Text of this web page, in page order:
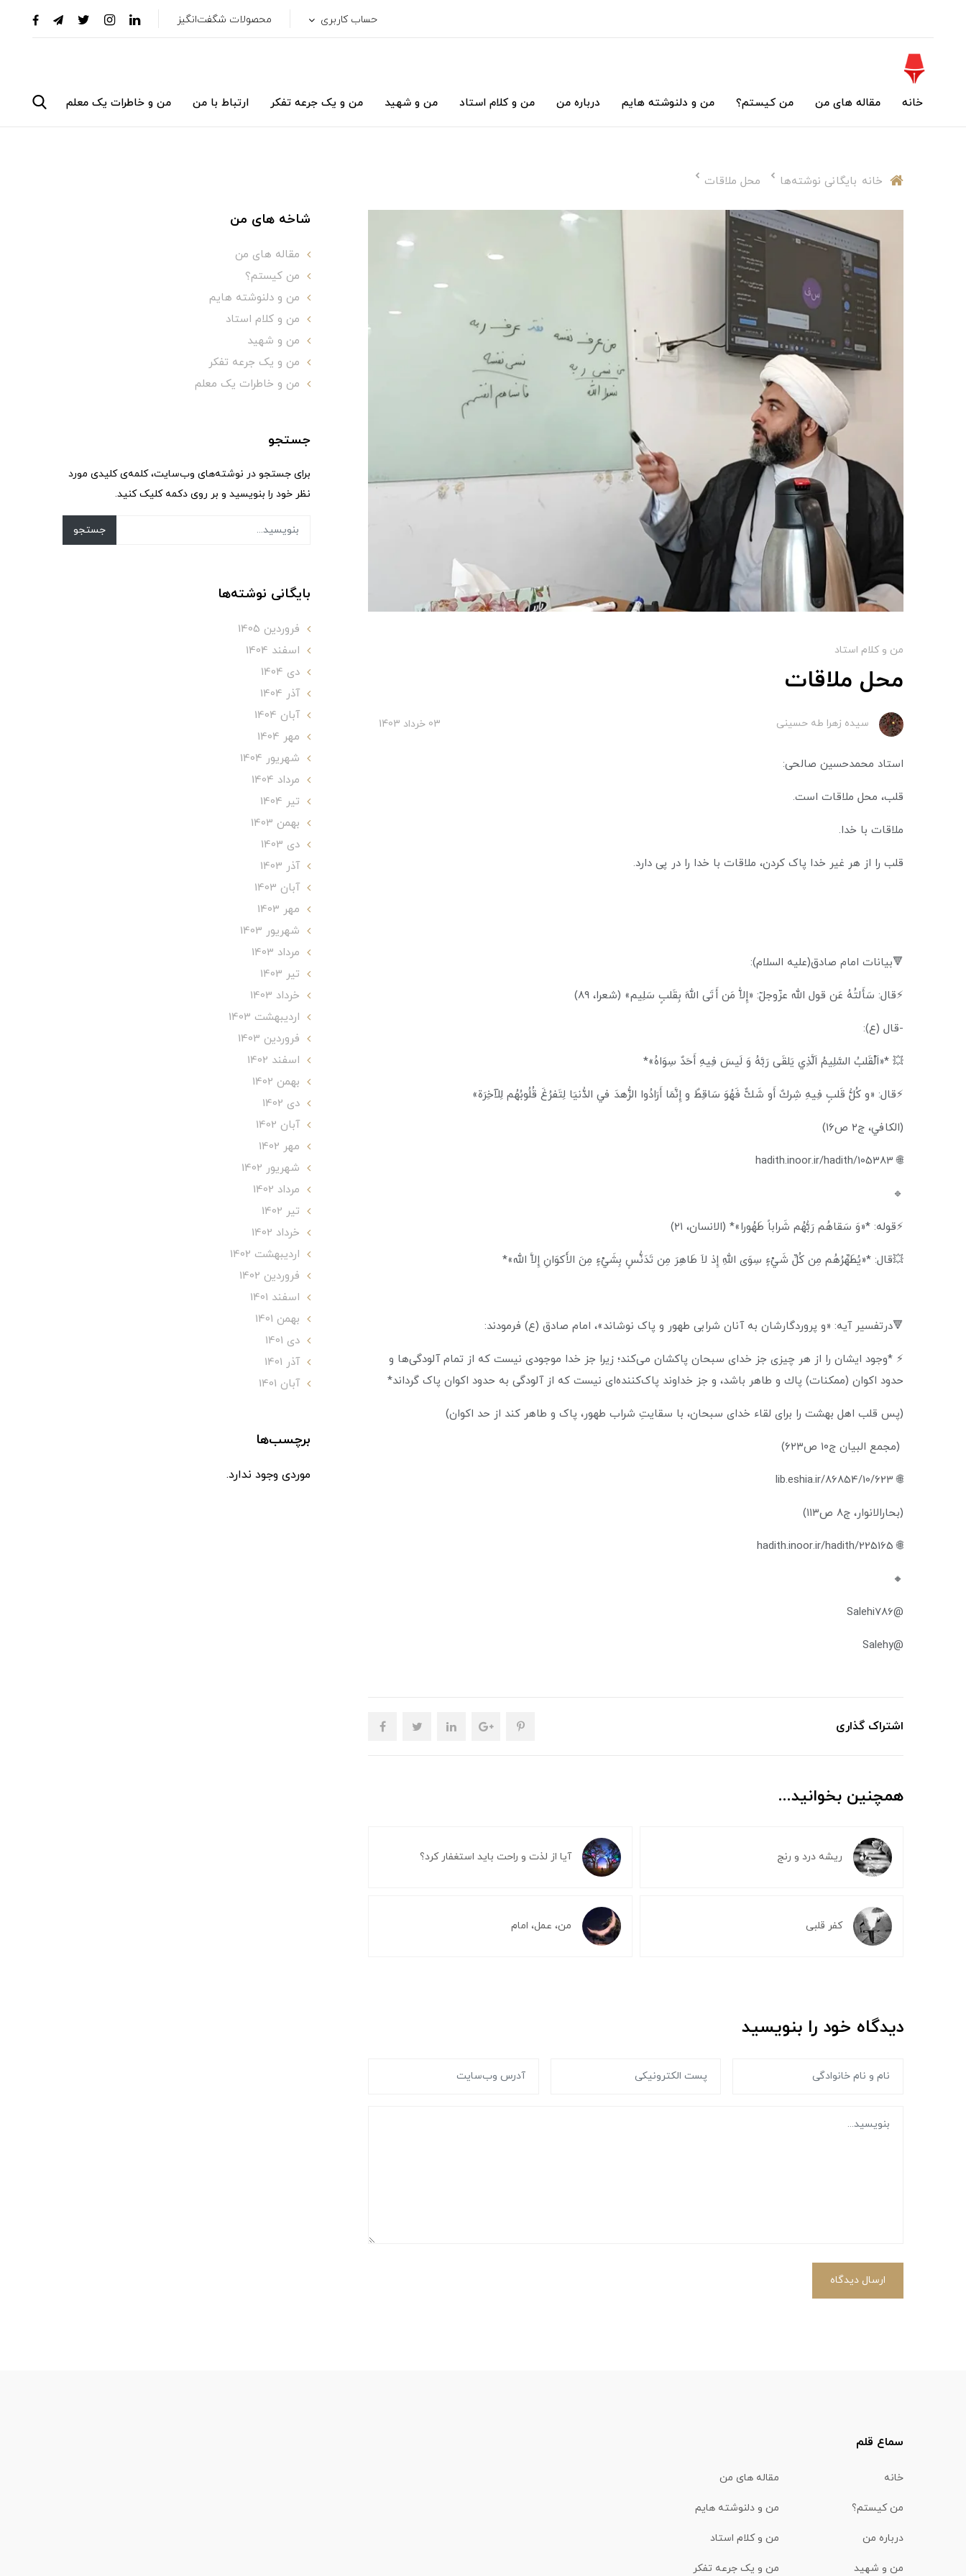
حساب کاربری محصولات شگفت‌انگیز
خانه مقاله های من من کیستم؟ من و دلنوشته هایم درباره من من و کلام استاد من و شهید من و یک جرعه تفکر ارتباط با من من و خاطرات یک معلم
خانه بایگانی نوشته‌ها محل ملاقات
من و کلام استاد
محل ملاقات
سیده زهرا طه حسینی 03 خرداد 1403
استاد محمدحسین صالحی:
قلب، محل ملاقات است.
ملاقات با خدا.
قلب را از هر غیر خدا پاک کردن، ملاقات با خدا را در پی دارد.
🔻بیانات امام صادق(علیه السلام):
⚡قال: سَأَلتُهُ عَن قول الله عزّوجلّ: «إِلاّٰ مَن أَتَى اللهَ بِقَلبٍ سَلِيم» (شعرا، ٨٩)
-قال (ع):
💥 *«اَلْقَلبُ السَّلِيمُ اَلَّذِي يَلقَى رَبَّهُ وَ لَيسَ فِيهِ أَحَدٌ سِوَاهُ»*
⚡قال: «و كُلُّ قَلبٍ فِيهِ شِركٌ أَو شَكٌّ فَهُوَ سَاقِطٌ و إِنَّمَا أَرَادُوا الزُّهدَ في الدُّنيَا لِتَفرُغَ قُلُوبُهُم لِلآخِرَة»
(الکافي، ج۲ ص۱۶)
🌐 hadith.inoor.ir/hadith/105383
🔹
⚡قوله: *«وَ سَقاهُم رَبُّهُم شَراباً طَهُورا»* (الانسان، ٢١)
💥قال: *«يُطَهِّرُهُم مِن كُلِّ شَيْءٍ سِوَى اللهِ إِذ لاَ طَاهِرَ مِن تَدَنُّسٍ بِشَيْءٍ مِنَ الأَكوَانِ إِلاَّ الله»*
🔻درتفسير آیه: «و پروردگارشان به آنان شرابى طهور و پاک نوشاند»، امام صادق (ع) فرمودند:
⚡ *وجود ایشان را از هر چيزى جز خدای سبحان پاكشان می‌كند؛ زيرا جز خدا موجودی نيست كه از تمام آلودگى‌ها و
حدود اکوان (ممكنات) پاك و طاهر باشد، و جز خداوند پاک‌کننده‌ای نیست که از آلودگی به حدود اکوان پاک گرداند*
(پس قلب اهل بهشت را برای لقاء خدای سبحان، با سقایتِ شراب طهور، پاک و طاهر کند از حد اکوان)
(مجمع البيان ج١۰ ص۶٢٣)
🌐 lib.eshia.ir/86854/10/623
(بحارالانوار، ج۸ ص۱۱۳)
🌐 hadith.inoor.ir/hadith/225165
🔸
@Salehi786
@Salehy
اشتراک گذاری
همچنین بخوانید...
ریشه درد و رنج آیا از لذت و راحت باید استغفار کرد؟
کفر قلبی من، عمل، امام
دیدگاه خود را بنویسید
ارسال دیدگاه
شاخه های من
مقاله های من
من کیستم؟
من و دلنوشته هایم
من و کلام استاد
من و شهید
من و یک جرعه تفکر
من و خاطرات یک معلم
جستجو
برای جستجو در نوشته‌های وب‌سایت، کلمه‌ی کلیدی مورد
نظر خود را بنویسید و بر روی دکمه کلیک کنید.
جستجو
بایگانی نوشته‌ها
فروردین 1405
اسفند 1404
دی 1404
آذر 1404
آبان 1404
مهر 1404
شهریور 1404
مرداد 1404
تير 1404
بهمن 1403
دی 1403
آذر 1403
آبان 1403
مهر 1403
شهریور 1403
مرداد 1403
تير 1403
خرداد 1403
ارديبهشت 1403
فروردین 1403
اسفند 1402
بهمن 1402
دی 1402
آبان 1402
مهر 1402
شهریور 1402
مرداد 1402
تير 1402
خرداد 1402
ارديبهشت 1402
فروردین 1402
اسفند 1401
بهمن 1401
دی 1401
آذر 1401
آبان 1401
برچسب‌ها
موردی وجود ندارد.
سماع قلم
خانه مقاله های من
من کیستم؟ من و دلنوشته هایم
درباره من من و کلام استاد
من و شهید من و یک جرعه تفکر